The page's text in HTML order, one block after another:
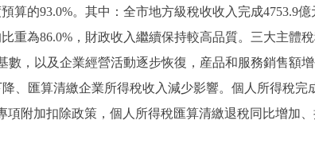
算的93.0%。其中：全市地方級稅收收入完成4753.9
重為86.0%，財政收入繼續保持較高品質。三大主體
，以及企業經營活動逐步恢復，産品和服務銷售額
、匯算清繳企業所得稅收入減少影響。個人所得稅完
附加扣除政策，個人所得稅匯算清繳退稅同比增加、